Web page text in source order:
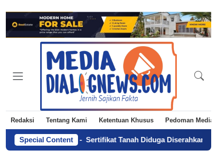
Redaksi Tentang Kami Ketentuan Khusus Pedoman Media
Special Content
Era AI- Sertifikat Tanah Diduga Diserahkan Tanpa